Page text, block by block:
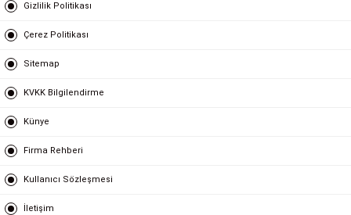
Gizlilik Politikası
Çerez Politikası
Sitemap
KVKK Bilgilendirme
Künye
Firma Rehberi
Kullanıcı Sözleşmesi
İletişim